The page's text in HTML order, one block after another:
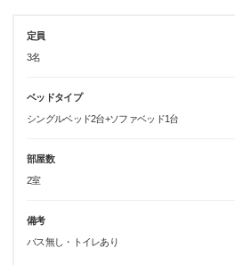
定員
3名
ベッドタイプ
シングルベッド2台+ソファベッド1台
部屋数
2室
備考
バス無し・トイレあり